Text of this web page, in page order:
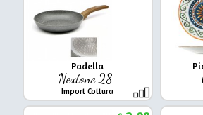
Padella
Nextone 28
Import Cottura